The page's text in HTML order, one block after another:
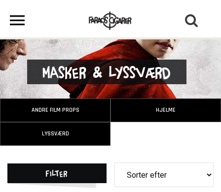
Masker & Lyssværd
ANDRE FILM PROPS HJELME
LYSSVÆRD
Filter